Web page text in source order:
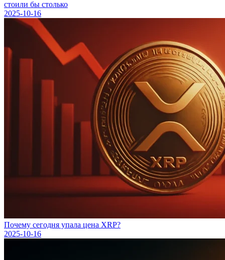
стоили бы столько
2025-10-16
Почему сегодня упала цена XRP?
2025-10-16